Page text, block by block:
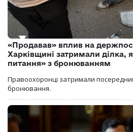
«Продавав» вплив на
Харківщині затримали ділка,
питання» з бронюванням
Правоохоронці затримали
бронювання.